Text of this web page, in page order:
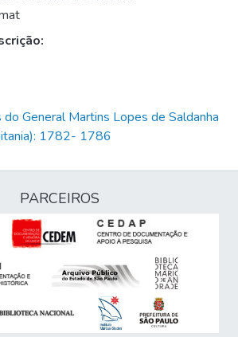
General Martins Lopes de Saldanha
1782- 1786
PARCEIROS